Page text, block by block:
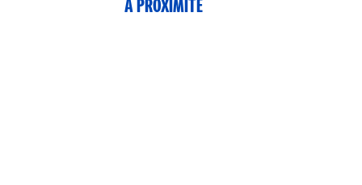
À PROXIMITÉ